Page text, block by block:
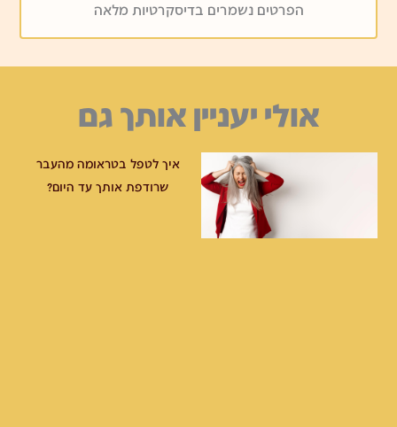
הפרטים נשמרים בדיסקרטיות מלאה
אולי יעניין אותך גם
איך לטפל בטראומה מהעבר
שרודפת אותך עד היום?